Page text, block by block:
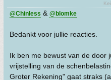
@Chinless & @blomke
Bedankt voor jullie reacties.
Ik ben me bewust van de door
vrijstelling van de
Groter Rekening" gaat straks